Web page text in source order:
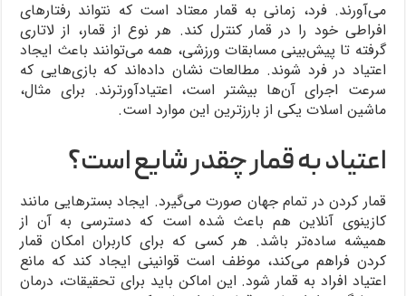
می‌آورند. فرد، زمانی به قمار معتاد است که نتواند رفتارهای
افراطی خود را در قمار کنترل کند. هر نوع از قمار، از لاتاری
گرفته تا پیش‌بینی مسابقات ورزشی، همه می‌توانند باعث ایجاد
اعتیاد در فرد شوند. مطالعات نشان داده‌اند که بازی‌هایی که
سرعت اجرای آن‌ها بیشتر است، اعتیادآورترند. برای مثال،
ماشین اسلات یکی از بارزترین این موارد است.
اعتیاد به قمار چقدر شایع است؟
قمار کردن در تمام جهان صورت می‌گیرد. ایجاد بسترهایی مانند
کازینوی آنلاین هم باعث شده است که دسترسی به آن از
همیشه ساده‌تر باشد. هر کسی که برای کاربران امکان قمار
کردن فراهم می‌کند، موظف است قوانینی ایجاد کند که مانع
اعتیاد افراد به قمار شود. این اماکن باید برای تحقیقات، درمان